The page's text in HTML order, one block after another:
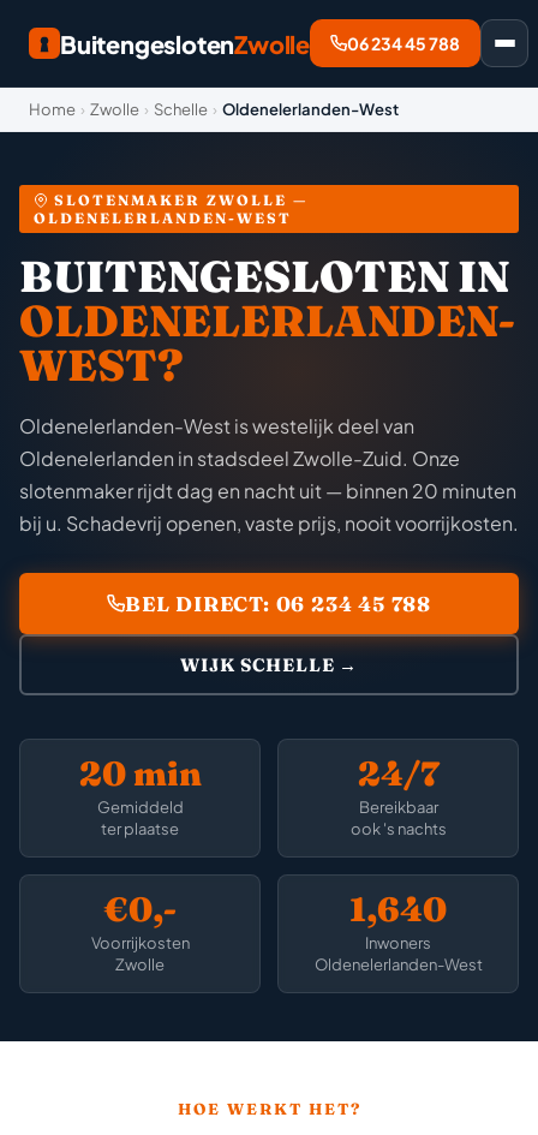
BuitengeslotenZwolle 06 234 45 788
Home › Zwolle › Schelle › Oldenelerlanden-West
SLOTENMAKER ZWOLLE —
OLDENELERLANDEN-WEST
BUITENGESLOTEN IN
OLDENELERLANDEN-
WEST?
Oldenelerlanden-West is westelijk deel van
Oldenelerlanden in stadsdeel Zwolle-Zuid. Onze
slotenmaker rijdt dag en nacht uit — binnen 20 minuten
bij u. Schadevrij openen, vaste prijs, nooit voorrijkosten.
BEL DIRECT: 06 234 45 788
WIJK SCHELLE →
20 min
Gemiddeld
ter plaatse
24/7
Bereikbaar
ook 's nachts
€0,-
Voorrijkosten
Zwolle
1,640
Inwoners
Oldenelerlanden-West
HOE WERKT HET?